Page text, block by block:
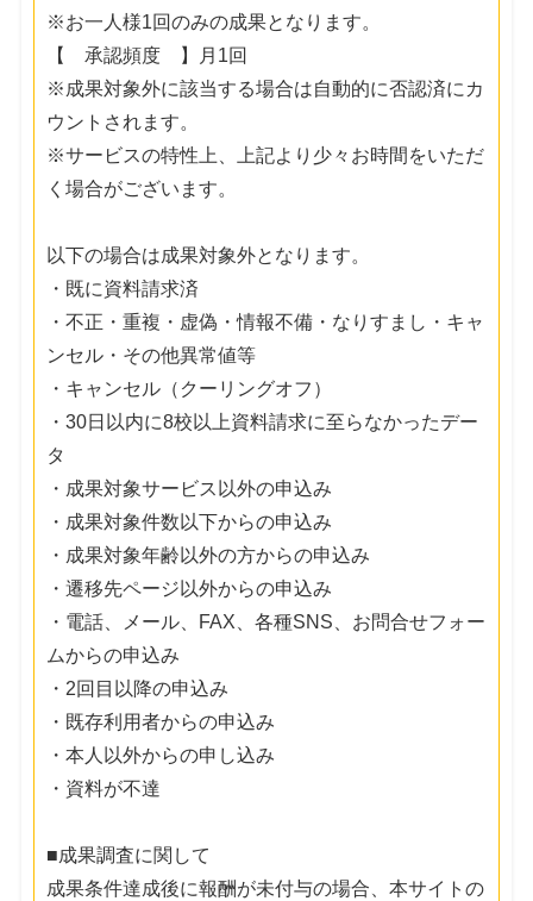
※お一人様1回のみの成果となります。
【 承認頻度 】月1回
※成果対象外に該当する場合は自動的に否認済にカ
ウントされます。
※サービスの特性上、上記より少々お時間をいただ
く場合がございます。
以下の場合は成果対象外となります。
・既に資料請求済
・不正・重複・虚偽・情報不備・なりすまし・キャ
ンセル・その他異常値等
・キャンセル（クーリングオフ）
・30日以内に8校以上資料請求に至らなかったデー
タ
・成果対象サービス以外の申込み
・成果対象件数以下からの申込み
・成果対象年齢以外の方からの申込み
・遷移先ページ以外からの申込み
・電話、メール、FAX、各種SNS、お問合せフォー
ムからの申込み
・2回目以降の申込み
・既存利用者からの申込み
・本人以外からの申し込み
・資料が不達
■成果調査に関して
成果条件達成後に報酬が未付与の場合、本サイトの